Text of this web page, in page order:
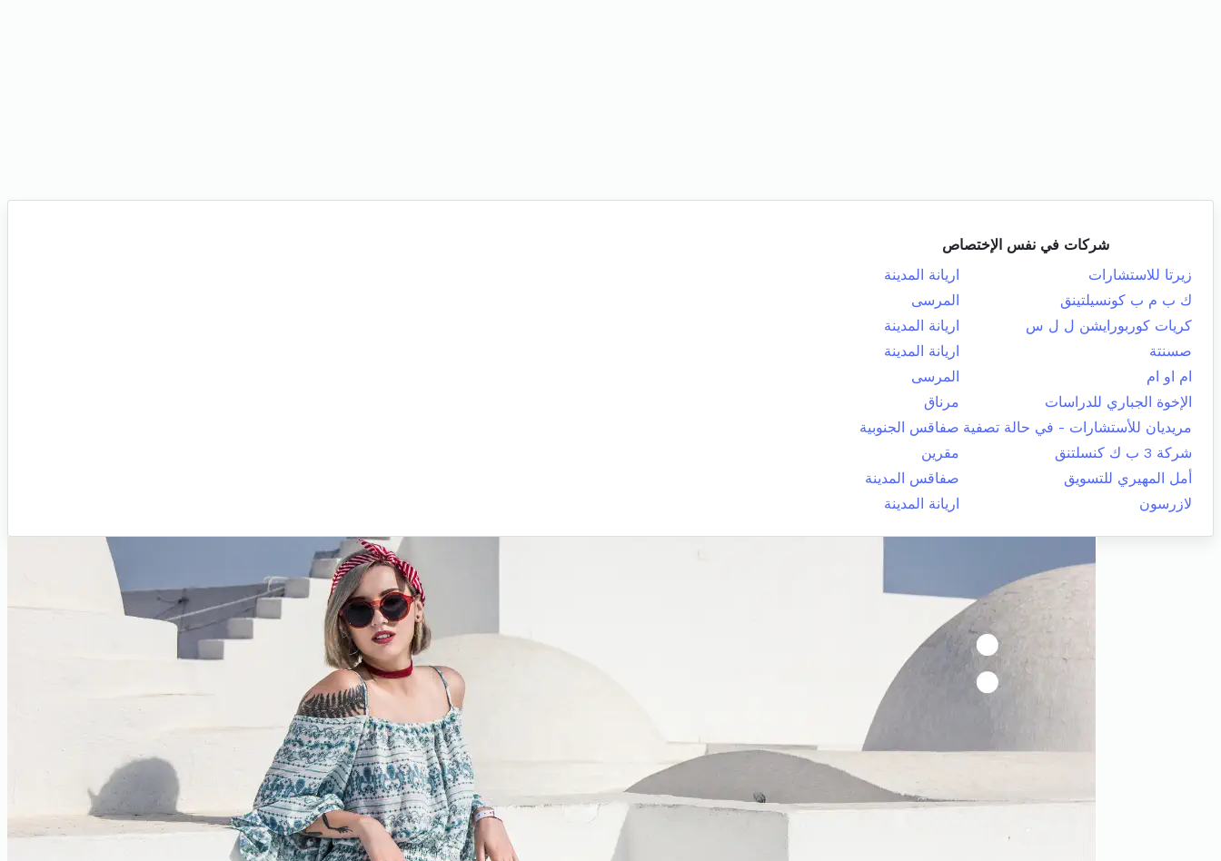
شركات في نفس الإختصاص
زيرتا للاستشارات
اريانة المدينة
ك ب م ب كونسيلتينق
المرسى
كريات كوربورايشن ل ل س
اريانة المدينة
صسنتة
اريانة المدينة
ام او ام
المرسى
الإخوة الجباري للدراسات
مرناق
مريديان للأستشارات - في حالة تصفية صفاقس الجنوبية
شركة 3 ب ك كنسلتنق
مقرين
أمل المهيري للتسويق
صفاقس المدينة
لازرسون
اريانة المدينة